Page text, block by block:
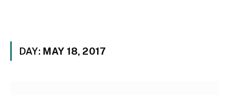
DAY: MAY 18, 2017